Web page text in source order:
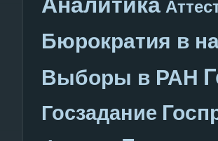
Бюрократия в
Выборы в РАН
Госзадание